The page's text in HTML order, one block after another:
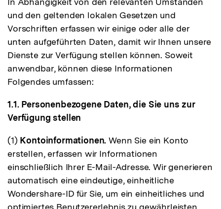
und den geltenden lokalen Gesetzen und
Vorschriften erfassen wir einige oder alle der
unten aufgeführten Daten, damit wir Ihnen unsere
Dienste zur Verfügung stellen können. Soweit
anwendbar, können diese Informationen
Folgendes umfassen:
1.1. Personenbezogene Daten, die Sie uns zur
Verfügung stellen
(1) Kontoinformationen. Wenn Sie ein Konto
erstellen, erfassen wir Informationen
einschließlich Ihrer E-Mail-Adresse. Wir generieren
automatisch eine eindeutige, einheitliche
Wondershare-ID für Sie, um ein einheitliches und
optimiertes Benutzererlebnis zu gewährleisten.